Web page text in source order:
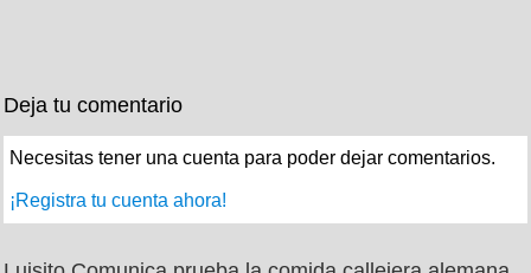
Deja tu comentario
Necesitas tener una cuenta para poder dejar comentarios.
¡Registra tu cuenta ahora!